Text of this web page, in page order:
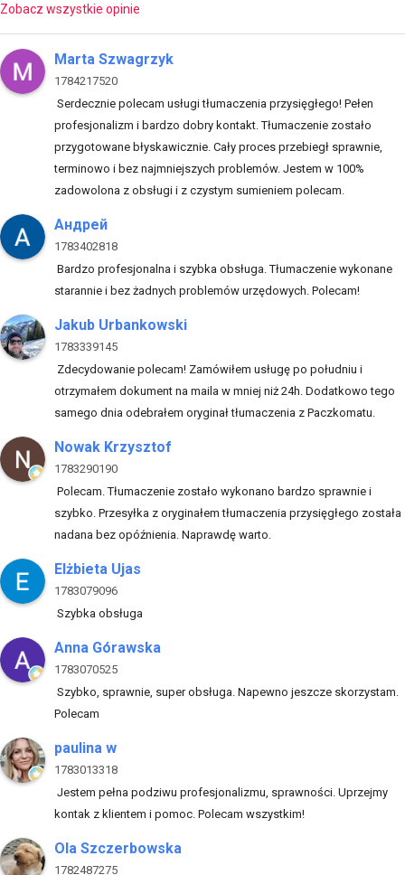
Zobacz wszystkie opinie
Marta Szwagrzyk
1784217520
Serdecznie polecam usługi tłumaczenia przysięgłego! Pełen
profesjonalizm i bardzo dobry kontakt. Tłumaczenie zostało
przygotowane błyskawicznie. Cały proces przebiegł sprawnie,
terminowo i bez najmniejszych problemów. Jestem w 100%
zadowolona z obsługi i z czystym sumieniem polecam.
Андрей
1783402818
Bardzo profesjonalna i szybka obsługa. Tłumaczenie wykonane
starannie i bez żadnych problemów urzędowych. Polecam!
Jakub Urbankowski
1783339145
Zdecydowanie polecam! Zamówiłem usługę po południu i
otrzymałem dokument na maila w mniej niż 24h. Dodatkowo tego
samego dnia odebrałem oryginał tłumaczenia z Paczkomatu.
Nowak Krzysztof
1783290190
Polecam. Tłumaczenie zostało wykonano bardzo sprawnie i
szybko. Przesyłka z oryginałem tłumaczenia przysięgłego została
nadana bez opóźnienia. Naprawdę warto.
Elżbieta Ujas
1783079096
Szybka obsługa
Anna Górawska
1783070525
Szybko, sprawnie, super obsługa. Napewno jeszcze skorzystam.
Polecam
paulina w
1783013318
Jestem pełna podziwu profesjonalizmu, sprawności. Uprzejmy
kontak z klientem i pomoc. Polecam wszystkim!
Ola Szczerbowska
1782487275